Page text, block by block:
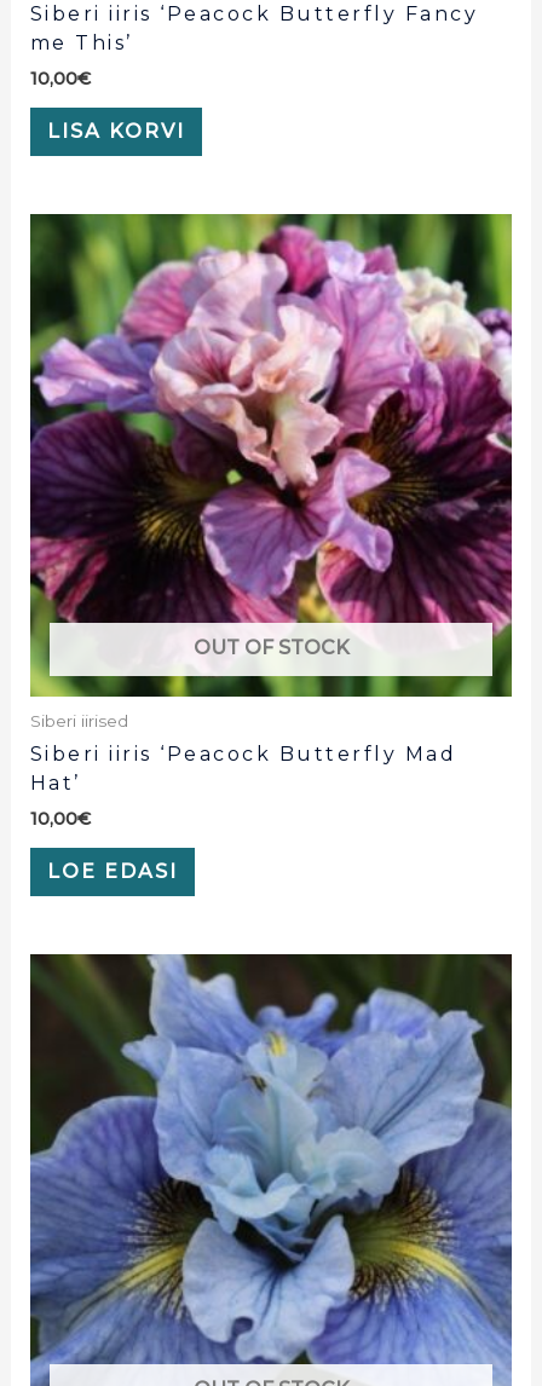
Siberi iiris ‘Peacock Butterfly Fancy
me This’
10,00€
LISA KORVI
OUT OF STOCK
Siberi iirised
Siberi iiris ‘Peacock Butterfly Mad
Hat’
10,00€
LOE EDASI